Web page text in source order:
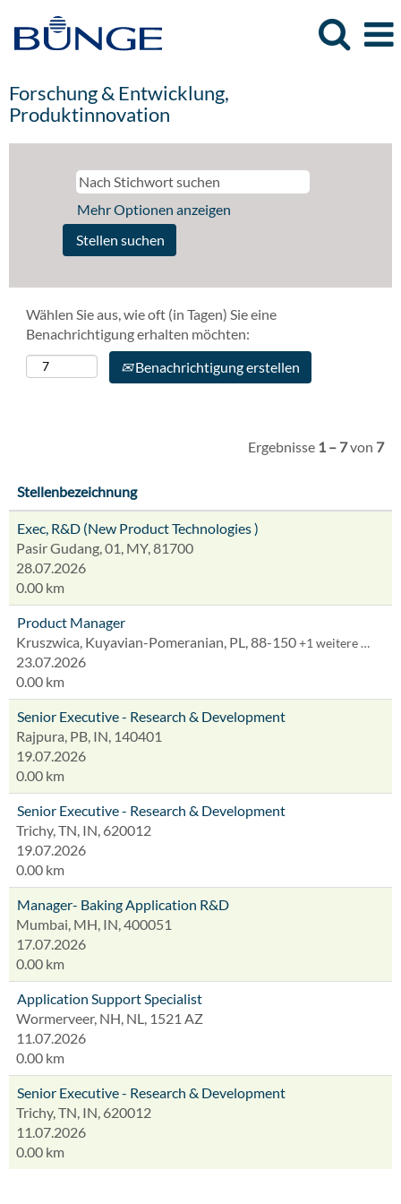
Forschung & Entwicklung,
Produktinnovation
Mehr Optionen anzeigen
Wählen Sie aus, wie oft (in Tagen) Sie eine
Benachrichtigung erhalten möchten:
Benachrichtigung erstellen
Ergebnisse 1 – 7von 7
Stellenbezeichnung
Exec, R&D (New Product Technologies )
Pasir Gudang, 01, MY, 81700
28.07.2026
0.00 km
Product Manager
Kruszwica, Kuyavian-Pomeranian, PL, 88-150+1 weitere …
23.07.2026
0.00 km
Senior Executive - Research & Development
Rajpura, PB, IN, 140401
19.07.2026
0.00 km
Senior Executive - Research & Development
Trichy, TN, IN, 620012
19.07.2026
0.00 km
Manager- Baking Application R&D
Mumbai, MH, IN, 400051
17.07.2026
0.00 km
Application Support Specialist
Wormerveer, NH, NL, 1521 AZ
11.07.2026
0.00 km
Senior Executive - Research & Development
Trichy, TN, IN, 620012
11.07.2026
0.00 km